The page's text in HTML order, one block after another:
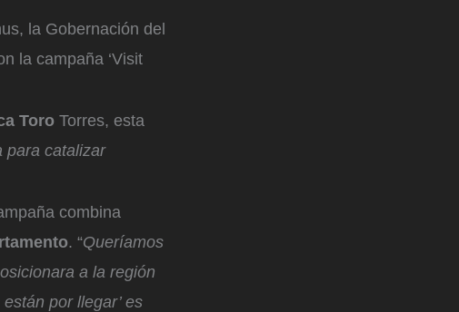
la Gobernación del
la campaña ‘Visit
Toro Torres, esta
para catalizar
combina
. “Queríamos
a la región
por llegar’ es